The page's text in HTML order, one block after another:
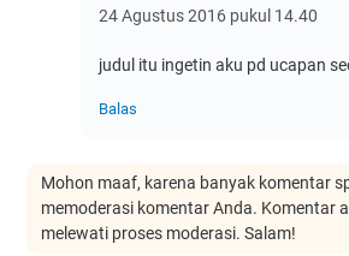
24 Agustus 2016 pukul 14.40
judul itu ingetin aku pd ucapan
Balas
Mohon maaf, karena banyak komentar
memoderasi komentar Anda. Komentar
melewati proses moderasi. Salam!